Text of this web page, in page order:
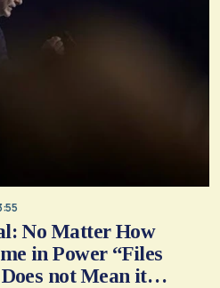
No Matter How
in Power “Files
not Mean it